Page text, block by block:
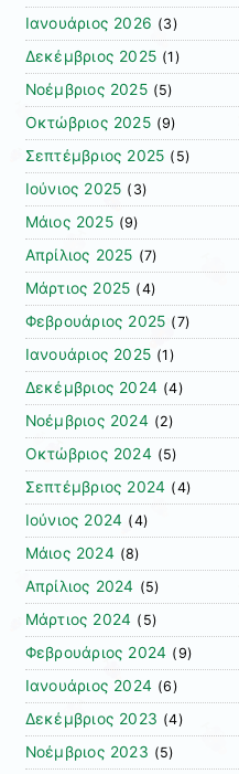
Ιανουάριος 2026 (3)
Δεκέμβριος 2025 (1)
Νοέμβριος 2025(5)
Οκτώβριος 2025(9)
Σεπτέμβριος 2025 (5)
Ιούνιος 2025 (3)
Μάιος 2025(9)
Απρίλιος 2025 (7)
Μάρτιος 2025 (4)
Φεβρουάριος 2025 (7)
Ιανουάριος 2025 (1)
Δεκέμβριος 2024 (4)
Νοέμβριος 2024 (2)
Οκτώβριος 2024 (5)
Σεπτέμβριος 2024 (4)
Ιούνιος 2024 (4)
Μάιος 2024 (8)
Απρίλιος 2024 (5)
Μάρτιος 2024 (5)
Φεβρουάριος 2024 (9)
Ιανουάριος 2024 (6)
Δεκέμβριος 2023 (4)
Νοέμβριος 2023 (5)